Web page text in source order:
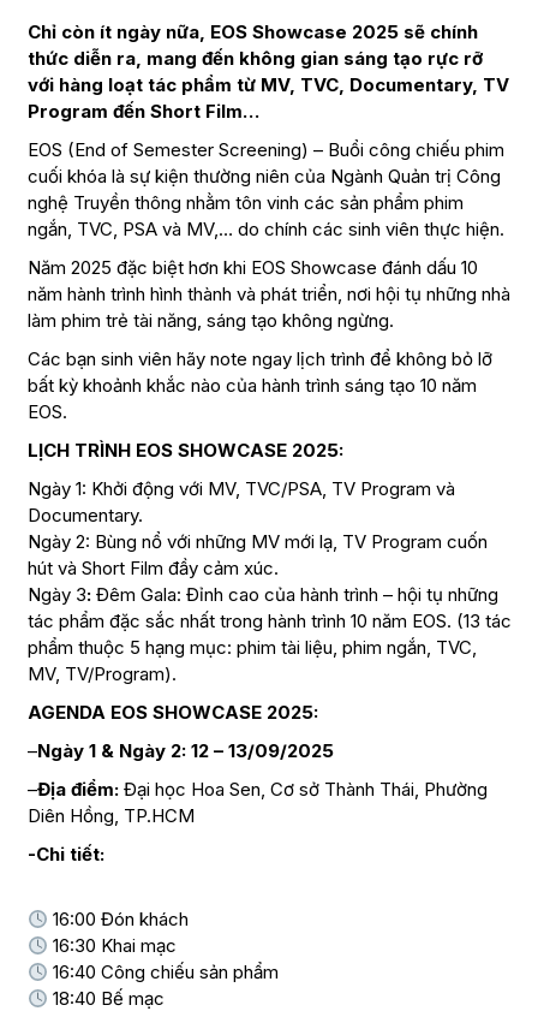
Chỉ còn ít ngày nữa, EOS Showcase 2025 sẽ chính
thức diễn ra, mang đến không gian sáng tạo rực rỡ
với hàng loạt tác phẩm từ MV, TVC, Documentary, TV
Program đến Short Film…
EOS (End of Semester Screening) – Buổi công chiếu phim
cuối khóa là sự kiện thường niên của Ngành Quản trị Công
nghệ Truyền thông nhằm tôn vinh các sản phẩm phim
ngắn, TVC, PSA và MV,… do chính các sinh viên thực hiện.
Năm 2025 đặc biệt hơn khi EOS Showcase đánh dấu 10
năm hành trình hình thành và phát triển, nơi hội tụ những nhà
làm phim trẻ tài năng, sáng tạo không ngừng.
Các bạn sinh viên hãy note ngay lịch trình để không bỏ lỡ
bất kỳ khoảnh khắc nào của hành trình sáng tạo 10 năm
EOS.
LỊCH TRÌNH EOS SHOWCASE 2025:
Ngày 1: Khởi động với MV, TVC/PSA, TV Program và
Documentary.
Ngày 2: Bùng nổ với những MV mới lạ, TV Program cuốn
hút và Short Film đầy cảm xúc.
Ngày 3:Đêm Gala: Đỉnh cao của hành trình – hội tụ những
tác phẩm đặc sắc nhất trong hành trình 10 năm EOS. (13 tác
phẩm thuộc 5 hạng mục: phim tài liệu, phim ngắn, TVC,
MV, TV/Program).
AGENDA EOS SHOWCASE 2025:
–Ngày 1 & Ngày 2:12 – 13/09/2025
–Địa điểm:Đại học Hoa Sen, Cơ sở Thành Thái, Phường
Diên Hồng, TP.HCM
-Chi tiết:
16:00 Đón khách
16:30 Khai mạc
16:40 Công chiếu sản phẩm
18:40 Bế mạc